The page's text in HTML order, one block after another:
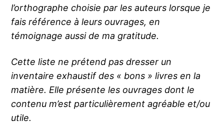
l’orthographe choisie par les auteurs lorsque je
fais référence à leurs ouvrages, en
témoignage aussi de ma gratitude.
Cette liste ne prétend pas dresser un
inventaire exhaustif des « bons » livres en la
matière. Elle présente les ouvrages dont le
contenu m’est particulièrement agréable et/ou
utile.